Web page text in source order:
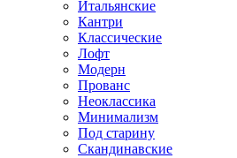
Итальянские
Кантри
Классические
Лофт
Модерн
Прованс
Неоклассика
Минимализм
Под старину
Скандинавские